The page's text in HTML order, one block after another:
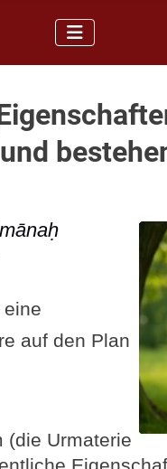
auf den Plan
(die Urmaterie